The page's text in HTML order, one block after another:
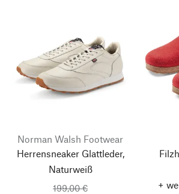
Norman Walsh Footwear
Herrensneaker Glattleder,
Naturweiß
199,00 €
+